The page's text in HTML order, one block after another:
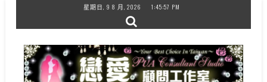
content
星期日, 9 8 月, 2026 1:45:57 PM